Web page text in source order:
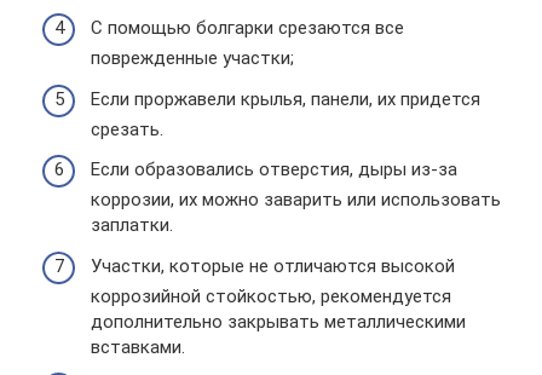
С помощью болгарки срезаются все
поврежденные участки;
Если проржавели крылья, панели, их придется
срезать.
Если образовались отверстия, дыры из-за
коррозии, их можно заварить или использовать
заплатки.
Участки, которые не отличаются высокой
коррозийной стойкостью, рекомендуется
дополнительно закрывать металлическими
вставками.